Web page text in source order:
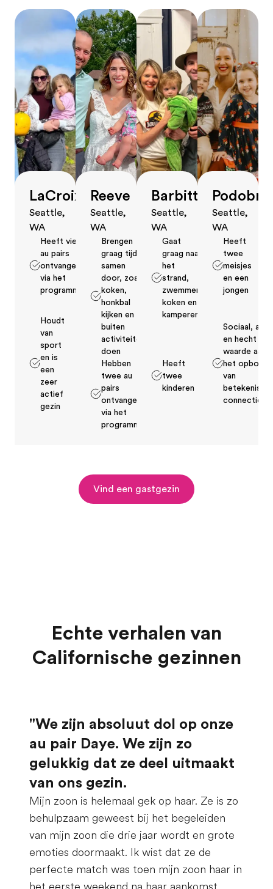
LaCroix
Seattle,
WA
Heeft vier
au pairs
ontvangen
via het
programma
Houdt
van
sport
en is
een
zeer
actief
gezin
Reeve
Seattle,
WA
Brengen
graag tijd
samen
door, zoals
koken,
honkbal
kijken en
buiten
activiteiten
doen
Hebben
twee au
pairs
ontvangen
via het
programma
Barbitta
Seattle,
WA
Gaat
graag naar
het
strand,
zwemmen,
koken en
kamperen
Heeft
twee
kinderen
Seattle,
WA
Heeft
twee
meisjes
en een
jongen
Sociaal,
en hecht
waarde aan
het
van
connecties
Vind een gastgezin
Echte verhalen van
Californische gezinnen
"We zijn absoluut dol op onze
au pair Daye. We zijn zo
gelukkig dat ze deel uitmaakt
van ons gezin.
Mijn zoon is helemaal gek op haar. Ze is zo
behulpzaam geweest bij het begeleiden
van mijn zoon die drie jaar wordt en grote
emoties doormaakt. Ik wist dat ze de
perfecte match was toen mijn zoon haar in
het eerste weekend na haar aankomst